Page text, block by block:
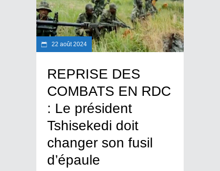
22 août 2024
REPRISE DES
COMBATS EN RDC
: Le président
Tshisekedi doit
changer son fusil
d’épaule